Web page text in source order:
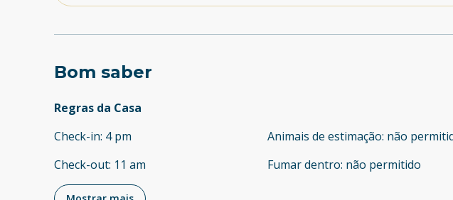
Bom saber
Regras da Casa
Check-in: 4 pm
Check-out: 11 am
Animais de estimação: não
Fumar dentro: não permitido